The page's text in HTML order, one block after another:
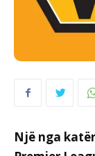
Një nga